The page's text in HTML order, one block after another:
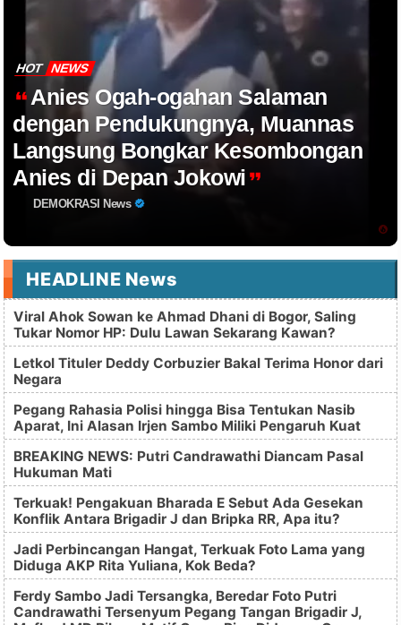
HOT NEWS
Anies Ogah-ogahan Salaman
dengan Pendukungnya, Muannas
Langsung Bongkar Kesombongan
Anies di Depan Jokowi
DEMOKRASI News
HEADLINE News
Viral Ahok Sowan ke Ahmad Dhani di Bogor, Saling
Tukar Nomor HP: Dulu Lawan Sekarang Kawan?
Letkol Tituler Deddy Corbuzier Bakal Terima Honor dari
Negara
Pegang Rahasia Polisi hingga Bisa Tentukan Nasib
Aparat, Ini Alasan Irjen Sambo Miliki Pengaruh Kuat
BREAKING NEWS: Putri Candrawathi Diancam Pasal
Hukuman Mati
Terkuak! Pengakuan Bharada E Sebut Ada Gesekan
Konflik Antara Brigadir J dan Bripka RR, Apa itu?
Jadi Perbincangan Hangat, Terkuak Foto Lama yang
Diduga AKP Rita Yuliana, Kok Beda?
Ferdy Sambo Jadi Tersangka, Beredar Foto Putri
Candrawathi Tersenyum Pegang Tangan Brigadir J,